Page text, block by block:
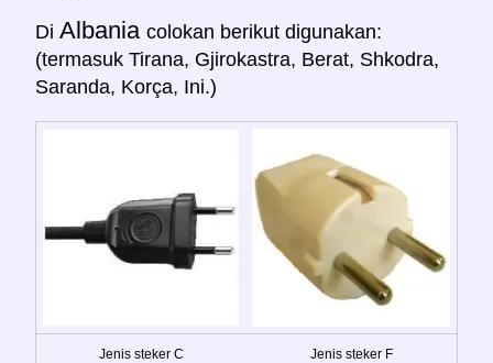
Di Albania colokan berikut digunakan:
(termasuk Tirana, Gjirokastra, Berat, Shkodra,
Saranda, Korça, Ini.)
Jenis steker C Jenis steker F